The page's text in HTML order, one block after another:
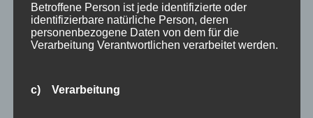
FIS Weltcup Skispringen Damen
vonHausPartale|Jan. 30, 2020|Oberstdorf,
FIS Weltcup Skispringen Damen 31. Januar – 02.
Betroffene Person ist jede identifizierte oder
identifizierbare natürliche Person, deren
personenbezogene Daten von dem für die
Verarbeitung Verantwortlichen verarbeitet werden.
c) Verarbeitung